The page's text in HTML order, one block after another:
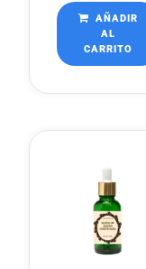
AÑADIR
AL
CARRITO